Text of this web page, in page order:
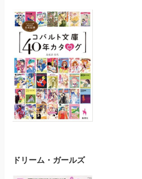
ドリーム・ガールズ